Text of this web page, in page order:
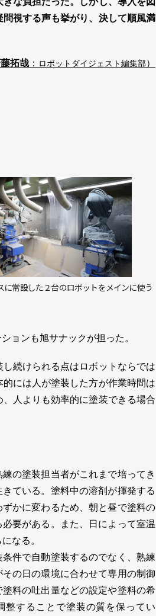
視する声も挙がり、決して順風満
拓哉： ロボットダイジェスト編集部）
に常設した２台のロボットをメインに使う
ョンも旭サナックが担った。
続けられる点はロボットならでは
には人が塗装した方が作業時間は
人よりも効率的に塗装できる場合
の塗装担当者がこれまで培ってき
ている。塗料中の溶剤が揮発する
ずかに変わるため、朝と昼で塗料の
必要がある。また、日によって室温
なる。
件で自動塗装するのでなく、熟練
の日の環境に合わせて専用の制御
塗料の吐出量などの設定や塗料の希
整することで塗装の質を保ってい